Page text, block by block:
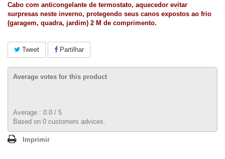
Cabo com anticongelante de termostato, aquecedor evitar
surpresas neste inverno, protegendo seus canos expostos ao frio
(garagem, quadra, jardim) 2 M de comprimento.
Tweet Partilhar
Average votes for this product
Average : 0.0 / 5
Based on 0 customers advices.
Imprimir